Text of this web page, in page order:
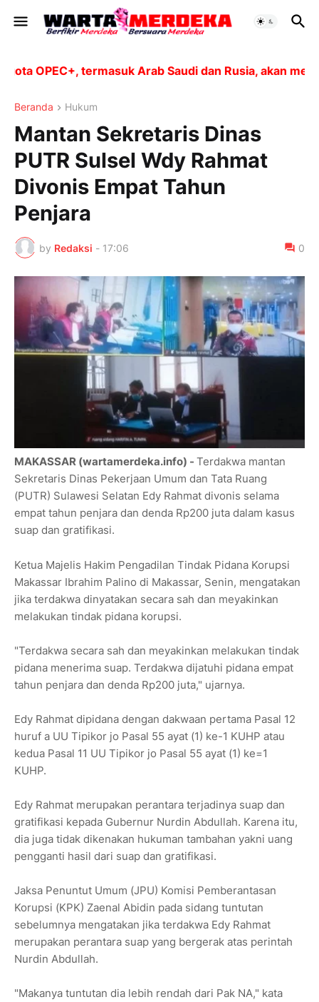
OPEC+, termasuk Arab Saudi dan Rusia, akan
Beranda Hukum
Mantan Sekretaris Dinas
PUTR Sulsel Wdy Rahmat
Divonis Empat Tahun
Penjara
by Redaksi - 17:06 0
MAKASSAR (wartamerdeka.info) - Terdakwa mantan
Sekretaris Dinas Pekerjaan Umum dan Tata Ruang
(PUTR) Sulawesi Selatan Edy Rahmat divonis selama
empat tahun penjara dan denda Rp200 juta dalam kasus
suap dan gratifikasi.
Ketua Majelis Hakim Pengadilan Tindak Pidana Korupsi
Makassar Ibrahim Palino di Makassar, Senin, mengatakan
jika terdakwa dinyatakan secara sah dan meyakinkan
melakukan tindak pidana korupsi.
"Terdakwa secara sah dan meyakinkan melakukan tindak
pidana menerima suap. Terdakwa dijatuhi pidana empat
tahun penjara dan denda Rp200 juta," ujarnya.
Edy Rahmat dipidana dengan dakwaan pertama Pasal 12
huruf a UU Tipikor jo Pasal 55 ayat (1) ke-1 KUHP atau
kedua Pasal 11 UU Tipikor jo Pasal 55 ayat (1) ke=1
KUHP.
Edy Rahmat merupakan perantara terjadinya suap dan
gratifikasi kepada Gubernur Nurdin Abdullah. Karena itu,
dia juga tidak dikenakan hukuman tambahan yakni uang
pengganti hasil dari suap dan gratifikasi.
Jaksa Penuntut Umum (JPU) Komisi Pemberantasan
Korupsi (KPK) Zaenal Abidin pada sidang tuntutan
sebelumnya mengatakan jika terdakwa Edy Rahmat
merupakan perantara suap yang bergerak atas perintah
Nurdin Abdullah.
"Makanya tuntutan dia lebih rendah dari Pak NA," kata